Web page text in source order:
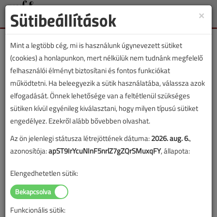
Toggle
Lapszám:
TARTALOM
Épületfizika, építészet
Figylem! Ez a cikk 24 éve frissült utoljára. A benne szereplő
információk mára aktualitásukat veszíthették, valamint a tartalom
×
Sütibeállítások
Mint a legtöbb cég, mi is használunk úgynevezett sütiket
(cookies) a honlapunkon, mert nélkülük nem tudnánk megfelelő
felhasználói élményt biztosítani és fontos funkciókat
működtetni. Ha beleegyezik a sütik használatába, válassza azok
elfogadását. Önnek lehetősége van a feltétlenül szükséges
sütiken kívül egyénileg kiválasztani, hogy milyen típusú sütiket
engedélyez. Ezekről alább bővebben olvashat.
Az ön jelenlegi státusza létrejöttének dátuma:2026. aug. 6.,
azonosítója:apST9IrYcuNInF5nrlZ7gZQrSMuxqFY, állapota:
Elengedhetetlen sütik:
Funkcionális sütik: